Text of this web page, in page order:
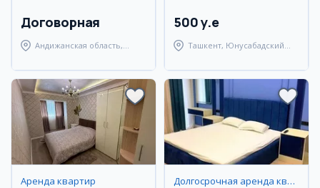
Договорная
Андижанская область,
500 y.e
Ташкент, Юнусабадский
Аренда квартир Долгосрочная аренда квартир